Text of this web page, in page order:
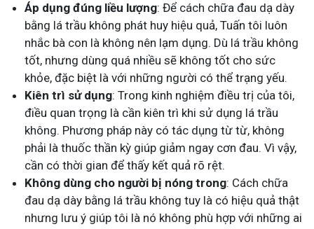
Áp dụng đúng liều lượng: Để cách chữa đau dạ dày
bằng lá trầu không phát huy hiệu quả, Tuấn tôi luôn
nhắc bà con là không nên lạm dụng. Dù lá trầu không
tốt, nhưng dùng quá nhiều sẽ không tốt cho sức
khỏe, đặc biệt là với những người có thể trạng yếu.
Kiên trì sử dụng: Trong kinh nghiệm điều trị của tôi,
điều quan trọng là cần kiên trì khi sử dụng lá trầu
không. Phương pháp này có tác dụng từ từ, không
phải là thuốc thần kỳ giúp giảm ngay cơn đau. Vì vậy,
cần có thời gian để thấy kết quả rõ rệt.
Không dùng cho người bị nóng trong: Cách chữa
đau dạ dày bằng lá trầu không tuy là có hiệu quả thật
nhưng lưu ý giúp tôi là nó không phù hợp với những ai